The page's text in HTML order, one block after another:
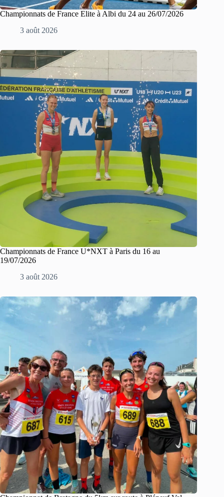
Championnats de France Elite à Albi du 24 au 26/07/2026
3 août 2026
Championnats de France U*NXT à Paris du 16 au
19/07/2026
3 août 2026